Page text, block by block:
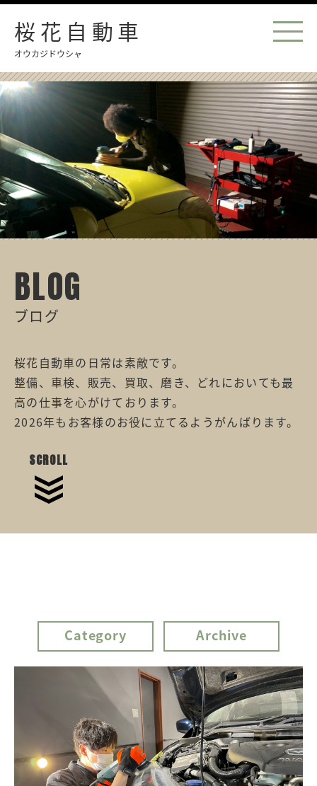
桜花自動車
オウカジドウシャ
BLOG
ブログ
桜花自動車の日常は素敵です。
整備、車検、販売、買取、磨き、どれにおいても最
高の仕事を心がけております。
2026年もお客様のお役に立てるようがんばります。
SCROLL
Category Archive